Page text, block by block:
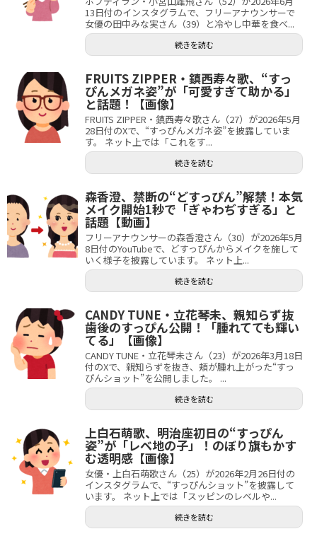
13日付のインスタグラムで、フリーアナウンサーで
女優の田中みな実さん（39）と冷やし中華を食べ...
続きを読む
FRUITS ZIPPER・鎮西寿々歌、“すっ
ぴんメガネ姿”が「可愛すぎて助かる」
と話題！【画像】
FRUITS ZIPPER・鎮西寿々歌さん（27）が2026年5月
28日付のXで、“すっぴんメガネ姿”を披露していま
す。 ネット上では「これをす...
続きを読む
森香澄、禁断の“どすっぴん”解禁！本気
メイク開始1秒で「ぎゃわぢすぎる」と
話題【動画】
フリーアナウンサーの森香澄さん（30）が2026年5月
8日付のYouTubeで、どすっぴんからメイクを施して
いく様子を披露しています。 ネット上...
続きを読む
CANDY TUNE・立花琴未、親知らず抜
歯後のすっぴん公開！「腫れてても輝い
てる」【画像】
CANDY TUNE・立花琴未さん（23）が2026年3月18日
付のXで、親知らずを抜き、頬が腫れ上がった“すっ
ぴんショット”を公開しました。 ...
続きを読む
上白石萌歌、明治座初日の“すっぴん
姿”が「レベ地の子」！のぼり旗もかす
む透明感【画像】
女優・上白石萌歌さん（25）が2026年2月26日付の
インスタグラムで、“すっぴんショット”を披露して
います。 ネット上では「スッピンのレベルや...
続きを読む